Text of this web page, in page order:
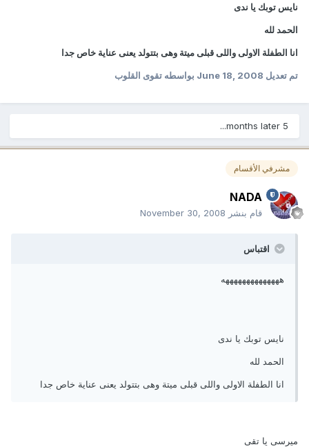
نايس توبك يا ندى
الحمد لله
انا الطفلة الاولى واللى قبلى ميتة وهى بتتولد يعنى عناية خاص جدا
تم تعديلJune 18, 2008بواسطه تقوى القلوب
5 months later...
مشرفي الأقسام
NADA
قام بنشر November 30, 2008
اقتباس
ههههههههههههههه
نايس توبك يا ندى
الحمد لله
انا الطفلة الاولى واللى قبلى ميتة وهى بتتولد يعنى عناية خاص جدا
ميرسى يا تقى